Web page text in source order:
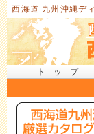
西海道 九州沖縄デ
トップ